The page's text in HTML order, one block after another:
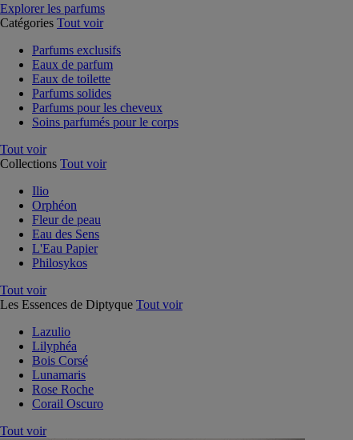
Explorer les parfums
Catégories Tout voir
Parfums exclusifs
Eaux de parfum
Eaux de toilette
Parfums solides
Parfums pour les cheveux
Soins parfumés pour le corps
Tout voir
Collections Tout voir
Ilio
Orphéon
Fleur de peau
Eau des Sens
L'Eau Papier
Philosykos
Tout voir
Les Essences de Diptyque Tout voir
Lazulio
Lilyphéa
Bois Corsé
Lunamaris
Rose Roche
Corail Oscuro
Tout voir